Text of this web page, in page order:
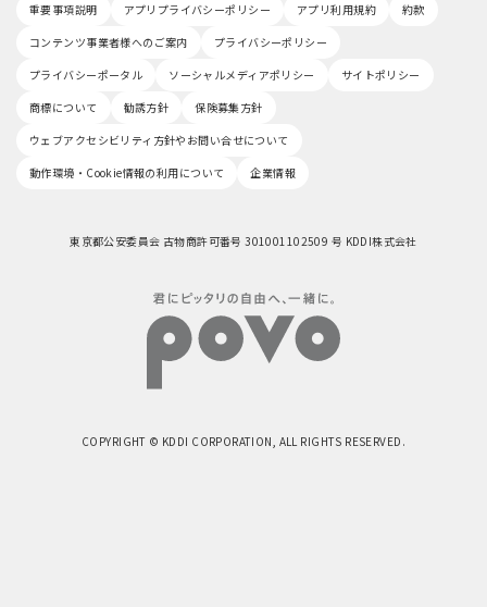
重要事項説明 アプリプライバシーポリシー アプリ利用規約
約款
コンテンツ事業者様へのご案内
プライバシーポリシー
プライバシーポータル
ソーシャルメディアポリシー
サイトポリシー
商標について
勧誘方針
保険募集方針
ウェブアクセシビリティ方針やお問い合せについて
動作環境・Cookie情報の利用について
企業情報
東京都公安委員会 古物商許可番号 301001102509 号 KDDI株式会社
COPYRIGHT © KDDI CORPORATION, ALL RIGHTS RESERVED.